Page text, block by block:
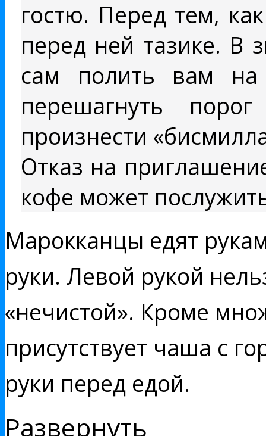
гостю. Перед тем,
перед ней тазике. В
сам полить вам
перешагнуть
произнести
Отказ на
кофе может
Марокканцы едят
руки. Левой рукой
«нечистой». Кроме
присутствует чаша с
руки перед едой.
Развернуть